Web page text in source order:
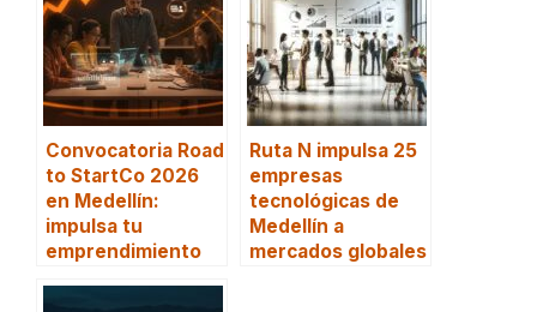
Convocatoria Road
to StartCo 2026
en Medellín:
impulsa tu
emprendimiento
Ruta N impulsa 25
empresas
tecnológicas de
Medellín a
mercados globales